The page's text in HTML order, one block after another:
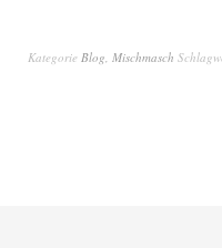
Kategorie Blog Mischmasch